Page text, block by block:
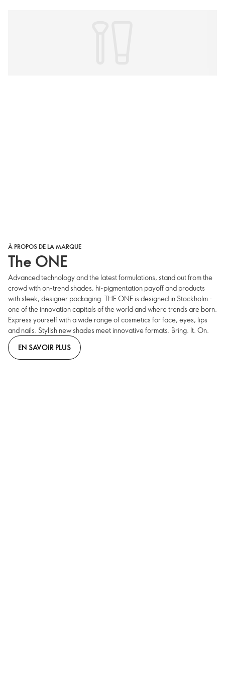
À PROPOS DE LA MARQUE
The ONE
Advanced technology and the latest formulations, stand out from the
crowd with on-trend shades, hi-pigmentation payoff and products
with sleek, designer packaging. THE ONE is designed in Stockholm -
one of the innovation capitals of the world and where trends are born.
Express yourself with a wide range of cosmetics for face, eyes, lips
and nails. Stylish new shades meet innovative formats. Bring. It. On.
EN SAVOIR PLUS